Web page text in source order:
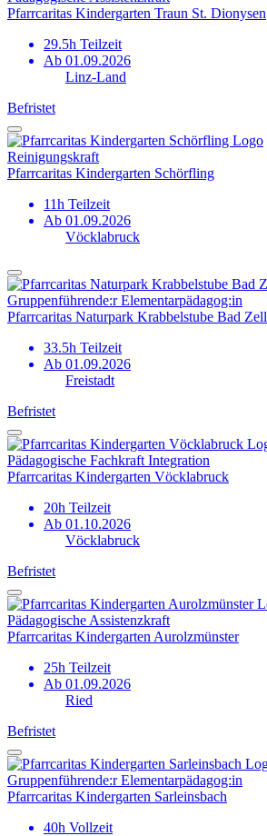
Pfarrcaritas Kindergarten Traun St. Dionysen
29.5h Teilzeit
Ab 01.09.2026
Linz-Land
Befristet
Reinigungskraft
Pfarrcaritas Kindergarten Schörfling
11h Teilzeit
Ab 01.09.2026
Vöcklabruck
Gruppen­führende:r Elementar­pädagog:in
Pfarrcaritas Naturpark Krabbelstube Bad Zell
33.5h Teilzeit
Ab 01.09.2026
Freistadt
Befristet
Pädagogische Fachkraft Integration
Pfarrcaritas Kindergarten Vöcklabruck
20h Teilzeit
Ab 01.10.2026
Vöcklabruck
Befristet
Pädagogische Assistenzkraft
Pfarrcaritas Kindergarten Aurolzmünster
25h Teilzeit
Ab 01.09.2026
Ried
Befristet
Gruppen­führende:r Elementar­pädagog:in
Pfarrcaritas Kindergarten Sarleinsbach
40h Vollzeit